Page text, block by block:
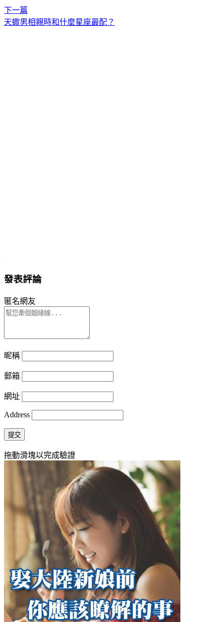
下一篇
天蠍男相親時和什麼星座最配？
發表評論
匿名網友
昵稱
郵箱
網址
Address
提交
拖動滑塊以完成驗證